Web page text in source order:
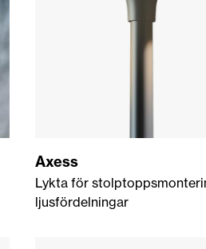
Axess
Lykta för
ljusfördelningar